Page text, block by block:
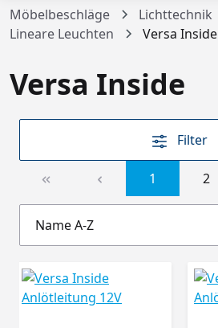
Möbelbeschläge Lichttechnik
Lineare Leuchten
Versa Inside
Versa Inside
Filter
1 2